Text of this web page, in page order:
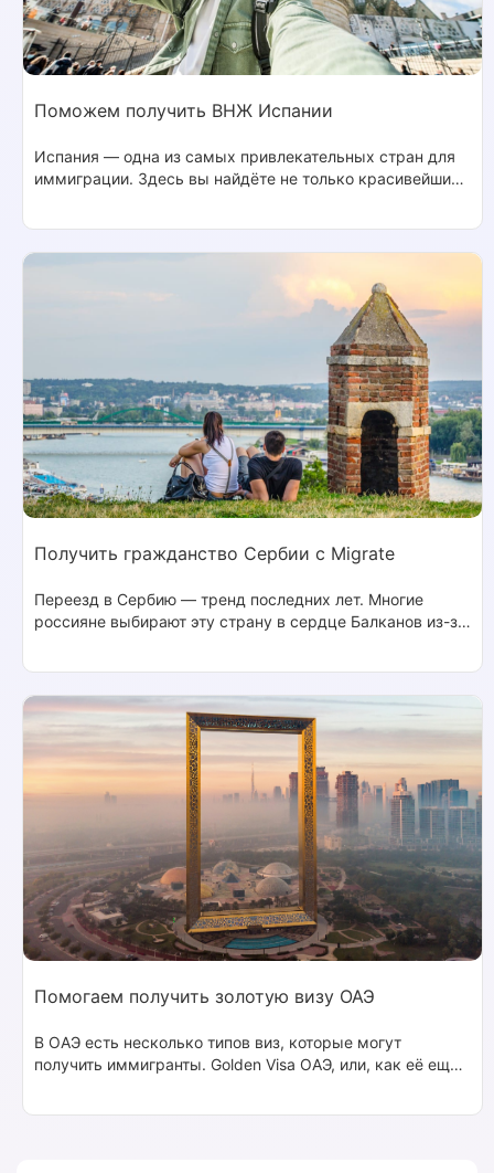
Поможем получить ВНЖ Испании
Испания — одна из самых привлекательных стран для
иммиграции. Здесь вы найдёте не только красивейшие
Получить гражданство Сербии с Migrate
Переезд в Сербию — тренд последних лет. Многие
россияне выбирают эту страну в сердце Балканов из-за
для ведения бизнеса. Поэтому если вы, как и тысячи
других россиян, решили начать путь к гражданству
Сербии, то сервис Migrate готов помочь вам с этим.
Помогаем получить золотую визу ОАЭ
В ОАЭ есть несколько типов виз, которые могут
получить иммигранты. Golden Visa ОАЭ, или, как её ещё